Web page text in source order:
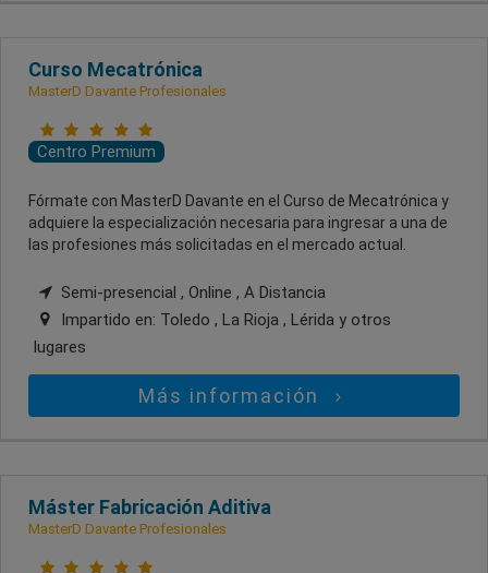
Curso Mecatrónica
MasterD Davante Profesionales
Centro Premium
Fórmate con MasterD Davante en el Curso de Mecatrónica y
adquiere la especialización necesaria para ingresar a una de
las profesiones más solicitadas en el mercado actual.
Semi-presencial , Online , A Distancia
Impartido en: Toledo , La Rioja , Lérida y otros
lugares
Más información
Máster Fabricación Aditiva
MasterD Davante Profesionales